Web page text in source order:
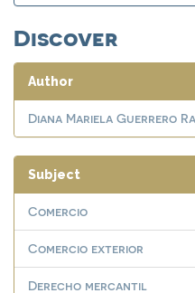
Discover
Author
Diana Mariela Guerrero
Subject
Comercio
Comercio exterior
Derecho mercantil